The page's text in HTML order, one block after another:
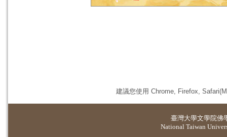
建議您使用 Chrome, Firefox,
臺灣大學文學院佛
National Taiwan